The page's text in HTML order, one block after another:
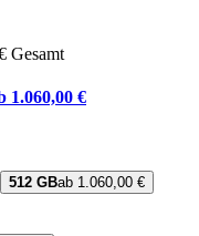
Gesamt
1.060,00 €
512 GBab 1.060,00 €